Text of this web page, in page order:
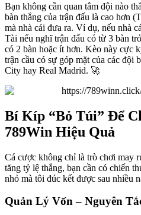
Bạn không cần quan tâm đội nào
bàn thắng của trận đấu là cao hơn
mà nhà cái đưa ra. Ví dụ, nếu nhà
Tài nếu nghĩ trận đấu có từ 3 bàn
có 2 bàn hoặc ít hơn. Kèo này cực
trận cầu có sự góp mặt của các đội
City hay Real Madrid. 🚀
Bí Kíp “Bỏ Túi” Để
789Win Hiệu Quả
Cá cược không chỉ là trò chơi may
tăng tỷ lệ thắng, bạn cần có chiến
nhỏ mà tôi đúc kết được sau nhiều
Quản Lý Vốn – Nguyên